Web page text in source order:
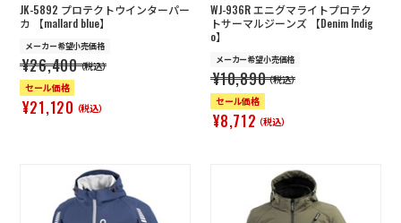
JK-5892 プロテクトウインターパー
カ 【mallard blue】
メーカー希望小売価格
¥26,400（税込）
セール価格
¥21,120（税込）
WJ-936R エニグマライトプロテク
トサーマルジーンズ 【Denim Indig
o】
メーカー希望小売価格
¥10,890（税込）
セール価格
¥8,712（税込）